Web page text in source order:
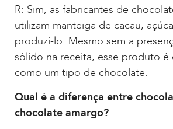
R: Sim, as fabricantes de
utilizam manteiga de cacau,
produzi-lo. Mesmo sem a
sólido na receita, esse produto é
como um tipo de chocolate.
Qual é a diferença entre
chocolate amargo?